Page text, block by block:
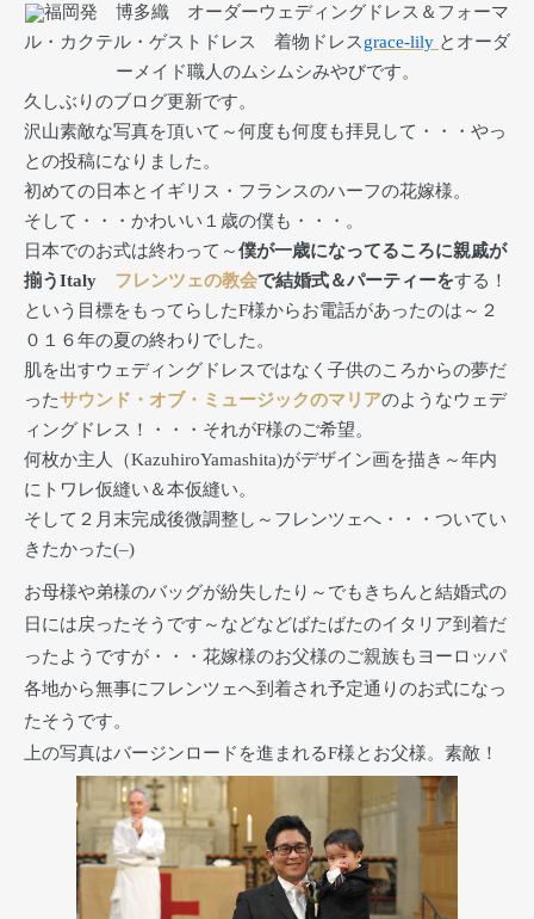
福岡発 博多織 オーダーウェディングドレス＆フォーマ
ル・カクテル・ゲストドレス 着物ドレスgrace-lily とオーダ
ーメイド職人のムシムシみやびです。
久しぶりのブログ更新です。
沢山素敵な写真を頂いて～何度も何度も拝見して・・・やっ
との投稿になりました。
初めての日本とイギリス・フランスのハーフの花嫁様。
そして・・・かわいい１歳の僕も・・・。
日本でのお式は終わって～僕が一歳になってるころに親戚が
揃うItaly フレンツェの教会で結婚式＆パーティーをする！
という目標をもってらしたF様からお電話があったのは～２
０１６年の夏の終わりでした。
肌を出すウェディングドレスではなく子供のころからの夢だ
ったサウンド・オブ・ミュージックのマリアのようなウェデ
ィングドレス！・・・それがF様のご希望。
何枚か主人（KazuhiroYamashita)がデザイン画を描き～年内
にトワレ仮縫い＆本仮縫い。
そして２月末完成後微調整し～フレンツェへ・・・ついてい
きたかった(–)
お母様や弟様のバッグが紛失したり～でもきちんと結婚式の
日には戻ったそうです～などなどばたばたのイタリア到着だ
ったようですが・・・花嫁様のお父様のご親族もヨーロッパ
各地から無事にフレンツェへ到着され予定通りのお式になっ
たそうです。
上の写真はバージンロードを進まれるF様とお父様。素敵！